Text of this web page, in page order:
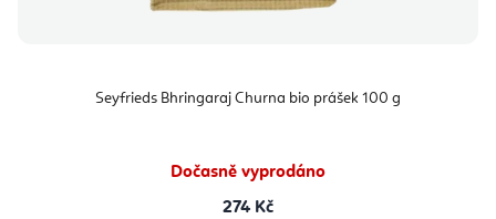
Seyfrieds Bhringaraj Churna bio prášek 100 g
Dočasně vyprodáno
274 Kč